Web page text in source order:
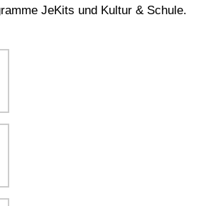
JeKits und Kultur & Schule.